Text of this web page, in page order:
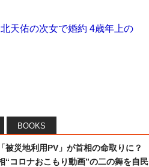
天佑の次女で婚約 4歳年上の
BOOKS
被災地利用PV」が首相の命取りに？
“コロナおこもり動画”の二の舞を自民